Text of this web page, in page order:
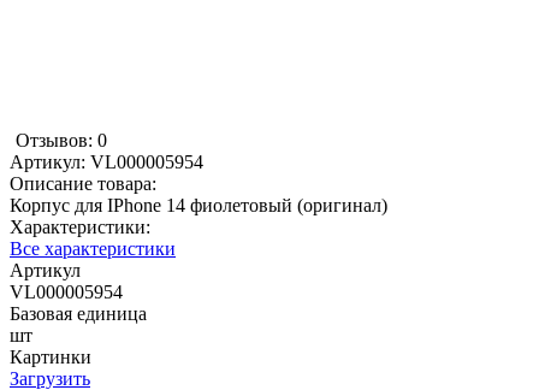
Отзывов: 0
Артикул: VL000005954
Описание товара:
Корпус для IPhone 14 фиолетовый (оригинал)
Характеристики:
Все характеристики
Артикул
VL000005954
Базовая единица
шт
Картинки
Загрузить